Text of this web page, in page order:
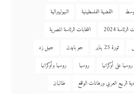
القضية الفلسطينية
النيوليبرالية
الرئاسة 2024
انتخابات الرئاسة المصرية
ثورة 25 يناير جو بايدن
جيل زد
على أوكرانيا روسيا
روسيا وأوكرانيا
الربيع العربي ورهانات الواقع
طالبان